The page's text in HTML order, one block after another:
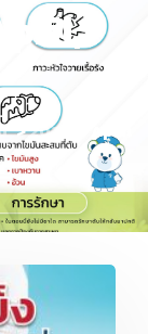
>2023 April